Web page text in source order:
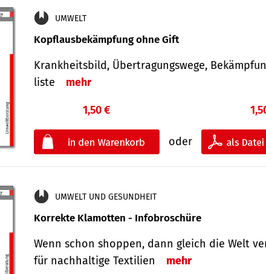
UMWELT
Kopflausbekämpfung ohne Gift
Krankheits­bild, Übertra­gungs­wege,
liste
mehr
1,50 €
oder
UMWELT UND GESUNDHEIT
Korrekte Klamotten - Infobroschüre
Wenn schon shoppen, dann gleich die Welt
für nachhaltige Textilien
mehr